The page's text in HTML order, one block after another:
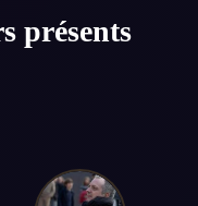
présents